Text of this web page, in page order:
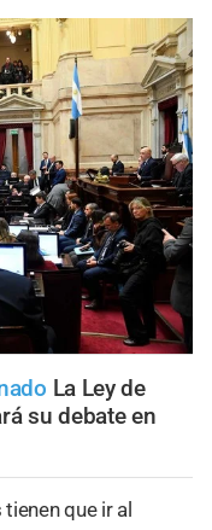
La Ley de
su debate en
tienen que ir al